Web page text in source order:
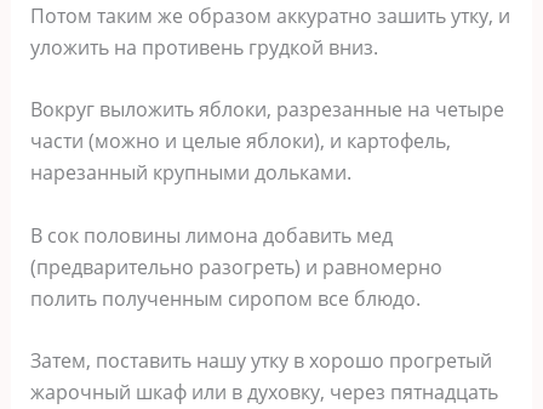
Потом таким же образом аккуратно зашить утку, и
уложить на противень грудкой вниз.
Вокруг выложить яблоки, разрезанные на четыре
части (можно и целые яблоки), и картофель,
нарезанный крупными дольками.
В сок половины лимона добавить мед
(предварительно разогреть) и равномерно
полить полученным сиропом все блюдо.
Затем, поставить нашу утку в хорошо прогретый
жарочный шкаф или в духовку, через пятнадцать